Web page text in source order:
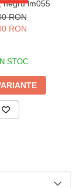
negru lm055
RON
RON
STOC